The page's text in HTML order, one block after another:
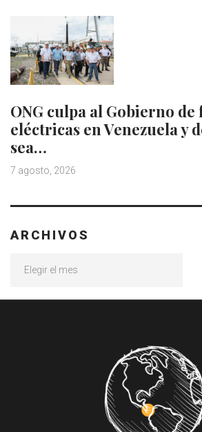
ONG culpa al Gobierno de
eléctricas en Venezuela y
sea…
7 agosto, 2026
ARCHIVOS